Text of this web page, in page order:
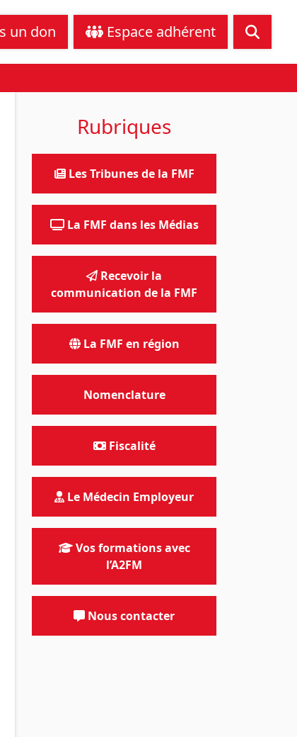
juridique Nous contacter
un don Espace adhérent
Rubriques
Les Tribunes de la FMF
La FMF dans les Médias
Recevoir la
communication de la FMF
La FMF en région
Nomenclature
Fiscalité
Le Médecin Employeur
Vos formations avec
l’A2FM
Nous contacter